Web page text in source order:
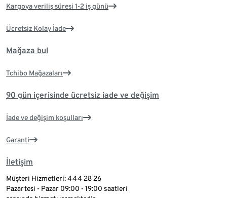
Kargoya veriliş süresi 1-2 iş günü
Ücretsiz Kolay İade
Mağaza bul
Tchibo Mağazaları
90 gün içerisinde ücretsiz iade ve değişim
İade ve değişim koşulları
Garanti
İletişim
Müşteri Hizmetleri: 444 28 26
Pazartesi - Pazar 09:00 - 19:00 saatleri